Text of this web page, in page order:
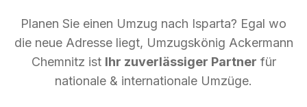
Planen Sie einen Umzug nach Isparta? Egal wo
die neue Adresse liegt, Umzugskönig Ackermann
Chemnitz ist Ihr zuverlässiger Partner für
nationale & internationale Umzüge.